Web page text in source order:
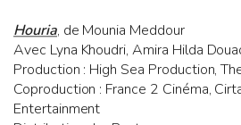
Houria, de Mounia Meddour
Avec Lyna Khoudri, Amira Hilda
Production : High Sea Production,
Coproduction : France 2 Cinéma,
Entertainment